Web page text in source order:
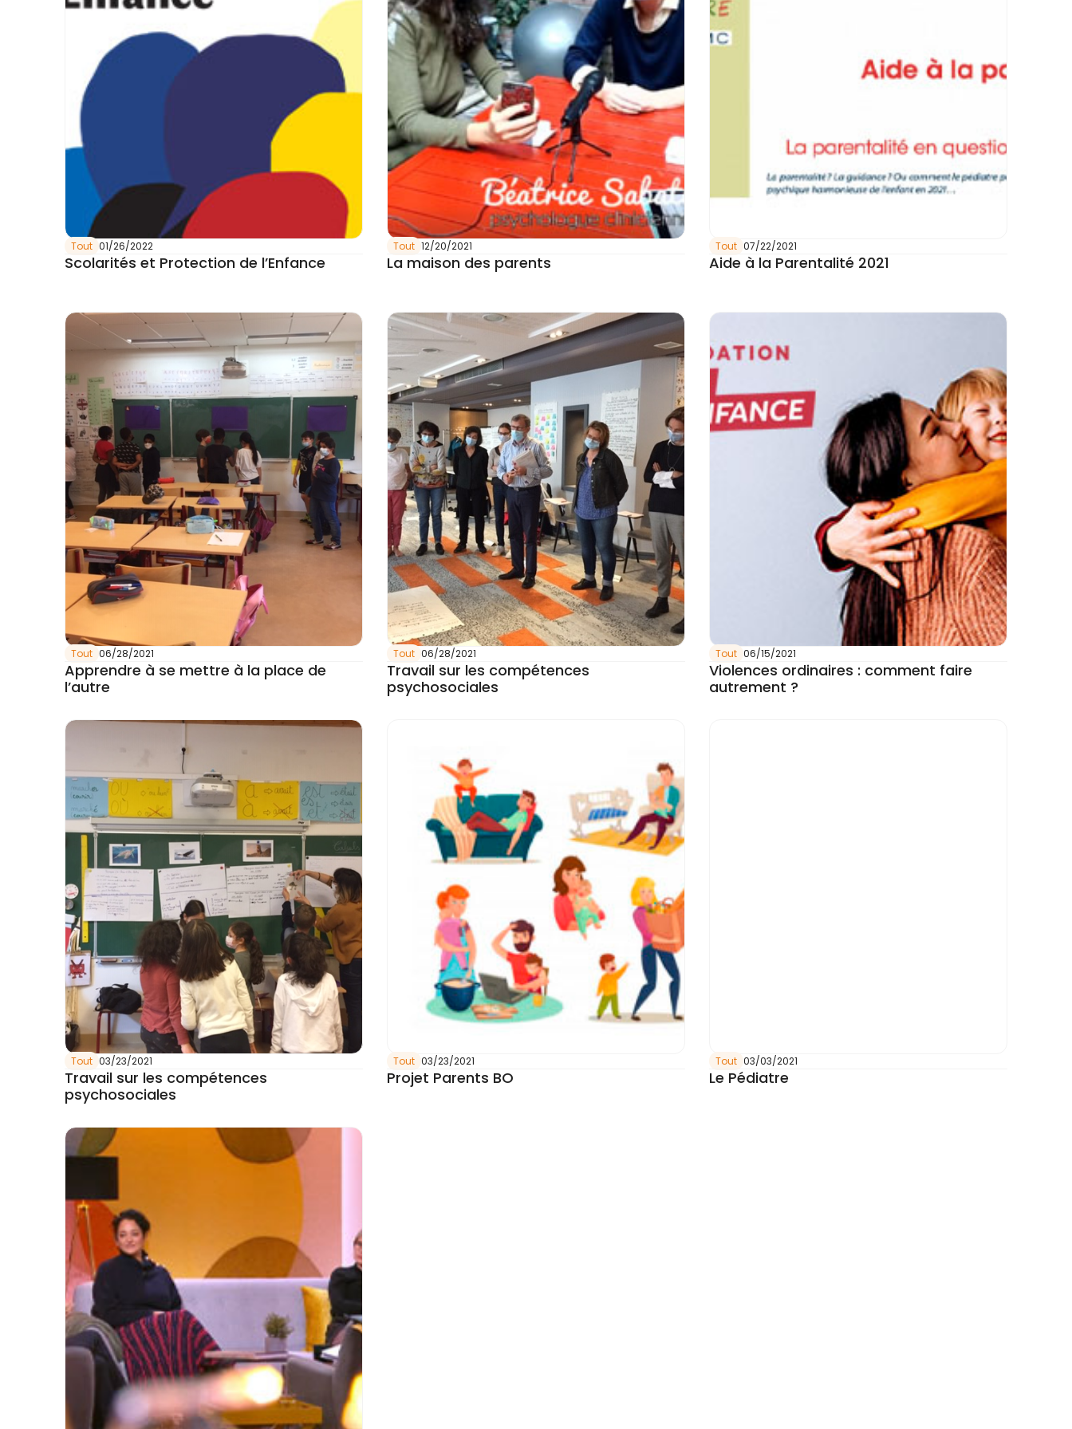
Tout 01/26/2022
Scolarités et Protection de l’Enfance
Tout 12/20/2021
La maison des parents
Tout 07/22/2021
Aide à la Parentalité 2021
Tout 06/28/2021
Apprendre à se mettre à la place de
l’autre
Tout 06/28/2021
Travail sur les compétences
psychosociales
Tout 06/15/2021
Violences ordinaires : comment faire
autrement ?
Tout 03/23/2021
Travail sur les compétences
psychosociales
Tout 03/23/2021
Projet Parents BO
Tout 03/03/2021
Le Pédiatre